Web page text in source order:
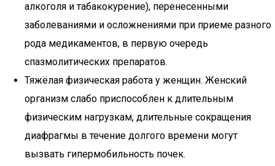
алкоголя и табакокурение), перенесенными
заболеваниями и осложнениями при приеме разного
рода медикаментов, в первую очередь
спазмолитических препаратов.
Тяжёлая физическая работа у женщин. Женский
организм слабо приспособлен к длительным
физическим нагрузкам, длительные сокращения
диафрагмы в течение долгого времени могут
вызвать гипермобильность почек.